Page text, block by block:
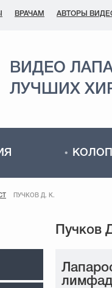
ВРАЧАМ АВТОРЫ
ВИДЕО
ЛУЧШИХ
ПУЧКОВ Д. К.